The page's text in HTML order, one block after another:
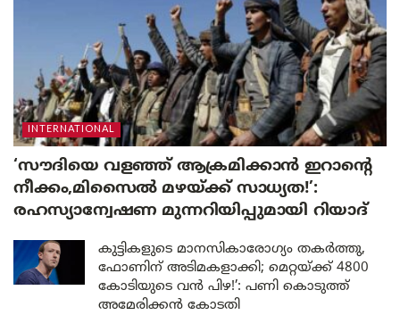
INTERNATIONAL
‘സൗദിയെ വളഞ്ഞ് ആക്രമിക്കാൻ ഇറാന്റെ
നീക്കം,മിസൈൽ മഴയ്ക്ക് സാധ്യത!’:
രഹസ്യാന്വേഷണ മുന്നറിയിപ്പുമായി റിയാദ്
കുട്ടികളുടെ മാനസികാരോഗ്യം തകർത്തു,
ഫോണിന് അടിമകളാക്കി; മെറ്റയ്ക്ക് 4800
കോടിയുടെ വൻ പിഴ!’: പണി കൊടുത്ത്
അമേരിക്കൻ കോടതി